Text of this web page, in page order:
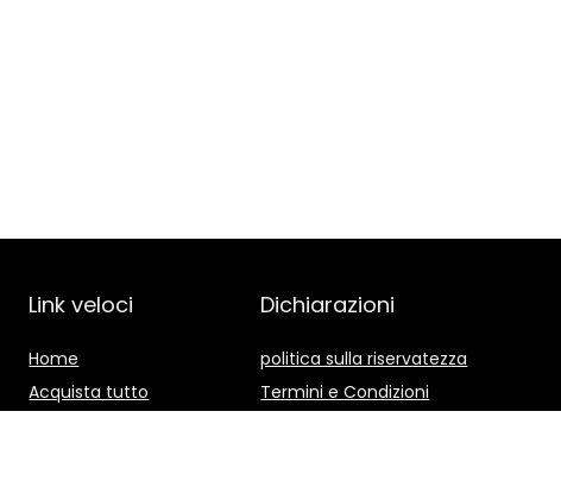
Link veloci
Home
Acquista tutto
Dichiarazioni
politica sulla riservatezza
Termini e Condizioni